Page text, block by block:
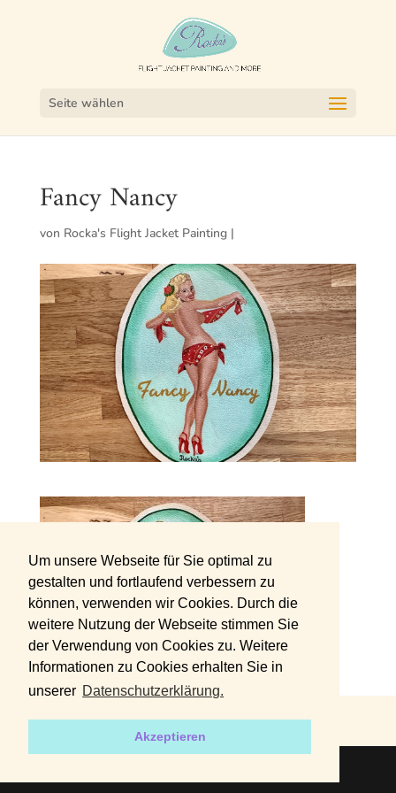
Um unsere Webseite für Sie optimal zu
gestalten und fortlaufend verbessern zu
können, verwenden wir Cookies. Durch die
weitere Nutzung der Webseite stimmen Sie
der Verwendung von Cookies zu. Weitere
Informationen zu Cookies erhalten Sie in
unserer Datenschutzerklärung.
Akzeptieren
Seite wählen
Fancy Nancy
von Rocka's Flight Jacket Painting|
DATENSCHUTZERKLÄRUNG IMPRESSUM